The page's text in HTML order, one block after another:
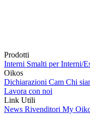
Prodotti
Interni Smalti per Interni/
Oikos
Dichiarazioni Cam Chi
Lavora con noi
Link Utili
News Rivenditori My